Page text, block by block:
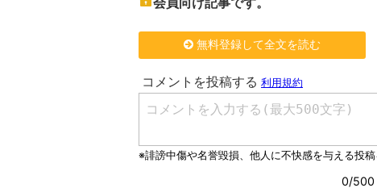
会員向け記事です。
無料登録して全文を読む